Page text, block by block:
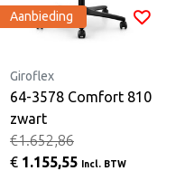
Aanbieding
Giroflex
64-3578 Comfort 810
zwart
€1.652,86
€ 1.155,55 Incl. BTW